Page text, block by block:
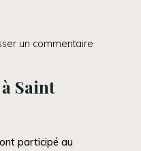
un commentaire
Saint
participé au